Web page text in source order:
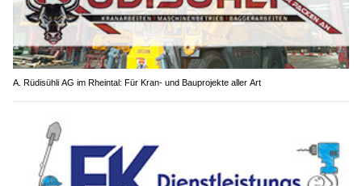
A. Rüdisühli AG im Rheintal: Für Kran- und Bauprojekte aller Art